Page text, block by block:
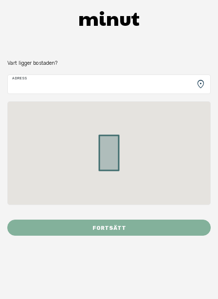
minut
Vart ligger bostaden?
ADRESS
location_on
FORTSÄTT